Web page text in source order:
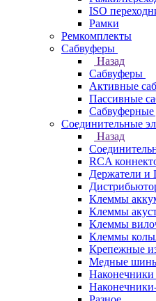
ISO
Рамки
Ремкомплекты
Сабвуферы
Назад
Сабвуферы
Активные
Пассивные
Соединительные
Назад
RCA
Держатели и
Клеммы
Клеммы
Клеммы
Клеммы
Крепежные
Медные